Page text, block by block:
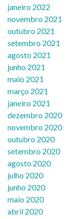
janeiro 2022
novembro 2021
outubro 2021
setembro 2021
agosto 2021
junho 2021
maio 2021
março 2021
janeiro 2021
dezembro 2020
novembro 2020
outubro 2020
setembro 2020
agosto 2020
julho 2020
junho 2020
maio 2020
abril 2020